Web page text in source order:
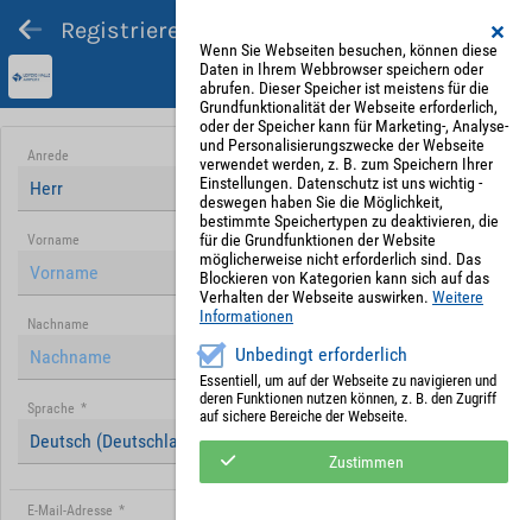
Registrieren und Angebot abgeben
Anrede
Herr
Vorname
Nachname
Sprache *
Deutsch (Deutschland)
E-Mail-Adresse *
Wenn Sie Webseiten besuchen, können diese
Daten in Ihrem Webbrowser speichern oder
abrufen. Dieser Speicher ist meistens für die
Grundfunktionalität der Webseite erforderlich,
oder der Speicher kann für Marketing-, Analyse-
und Personalisierungszwecke der Webseite
verwendet werden, z. B. zum Speichern Ihrer
Einstellungen. Datenschutz ist uns wichtig -
deswegen haben Sie die Möglichkeit,
bestimmte Speichertypen zu deaktivieren, die
für die Grundfunktionen der Website
möglicherweise nicht erforderlich sind. Das
Blockieren von Kategorien kann sich auf das
Verhalten der Webseite auswirken. Weitere
Informationen
Unbedingt erforderlich
Essentiell, um auf der Webseite zu navigieren und
deren Funktionen nutzen können, z. B. den Zugriff
auf sichere Bereiche der Webseite.
Zustimmen